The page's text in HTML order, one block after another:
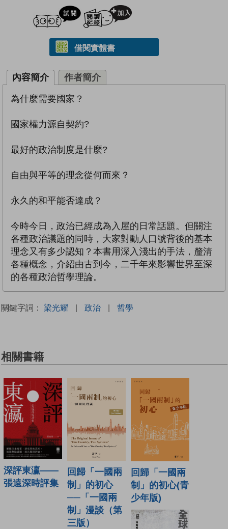
試閲
借閱實體書
內容簡介 作者簡介
為什麼需要國家？
國家權力源自契約?
最好的政治制度是什麼?
自由與平等的理念從何而來？
永久的和平能否達成？
今時今日，政治已經成為入屋的日常話題。但關注
各種政治議題的同時，大家對動人口號背後的基本
理念又有多少認知？本書用深入淺出的手法，釐清
各種概念，介紹由古到今，二千年來影響世界至深
的各種政治哲學理論。
關鍵字詞： 梁光耀 | 政治 | 哲學
相關書籍
深評東瀛——
張遠深時評集
回歸「一國兩
制」的初心
──「一國兩
制」漫談（第
三版）
回歸「一國兩
制」的初心(青
少年版)